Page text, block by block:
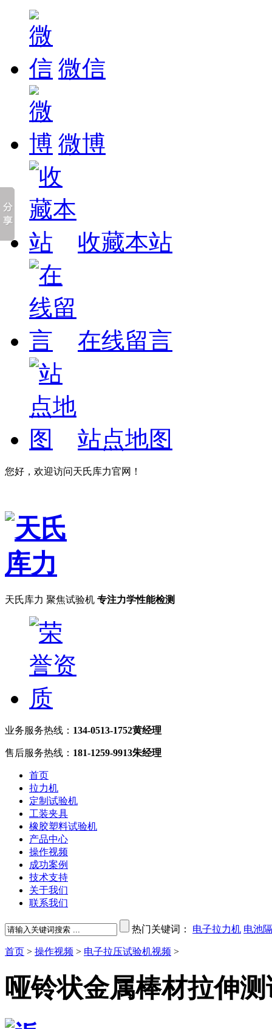
微信
微博
收藏本站
在线留言
站点地图
您好，欢迎访问天氏库力官网！
天氏库力 聚焦试验机 专注力学性能检测
业务服务热线： 134-0513-1752黄经理
售后服务热线： 181-1259-9913朱经理
首页
拉力机
定制试验机
工装夹具
橡胶塑料试验机
产品中心
操作视频
成功案例
技术支持
关于我们
联系我们
热门关键词： 电子拉力机 电池
首页 > 操作视频 > 电子拉压试验机视频 >
哑铃状金属棒材拉伸